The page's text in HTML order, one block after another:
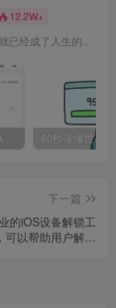
12.2W+
当我们懂得珍惜平凡的幸福时，就已经成了人生的赢家
网站一键生成软件APP 完美版 同时支持打包html文件
下一篇
的iOS设备解锁工
可以帮助用户解除